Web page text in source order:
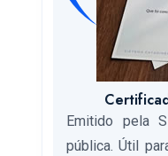
Emitido pela
pública. Útil